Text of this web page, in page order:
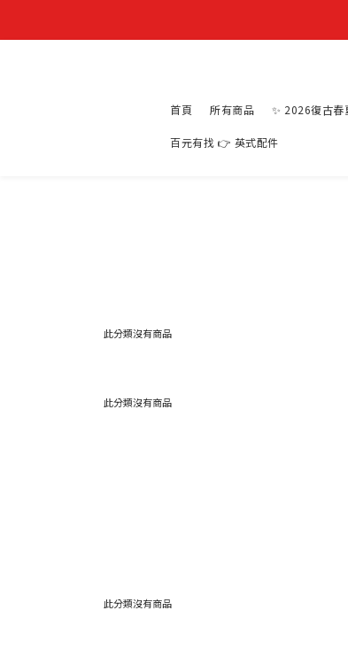
首頁 所有商品 ✨ 2026復古春
百元有找 👉 英式配件
此分類沒有商品
此分類沒有商品
此分類沒有商品